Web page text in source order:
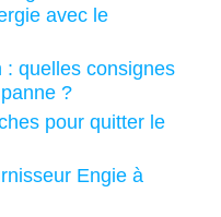
avec le
: quelles consignes
?
pour quitter le
Engie à